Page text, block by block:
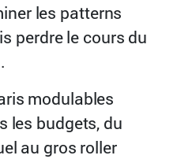
les patterns
perdre le cours du
modulables
les budgets, du
au gros roller